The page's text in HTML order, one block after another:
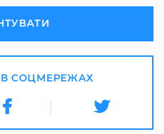
СОЦМЕРЕЖАХ